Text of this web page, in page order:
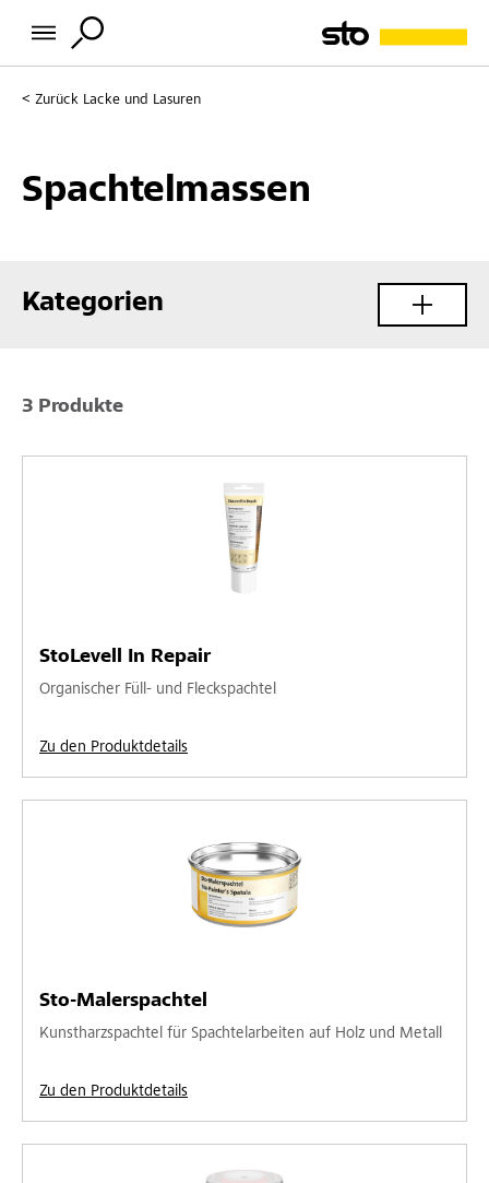
Zurück Lacke und Lasuren
Spachtelmassen
Kategorien
3 Produkte
StoLevell In Repair
Organischer Füll- und Fleckspachtel
Zu den Produktdetails
Sto-Malerspachtel
Kunstharzspachtel für Spachtelarbeiten auf Holz und Metall
Zu den Produktdetails